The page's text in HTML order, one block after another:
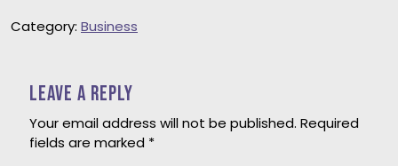
Category: Business
Leave a Reply
Your email address will not be published. Required
fields are marked *